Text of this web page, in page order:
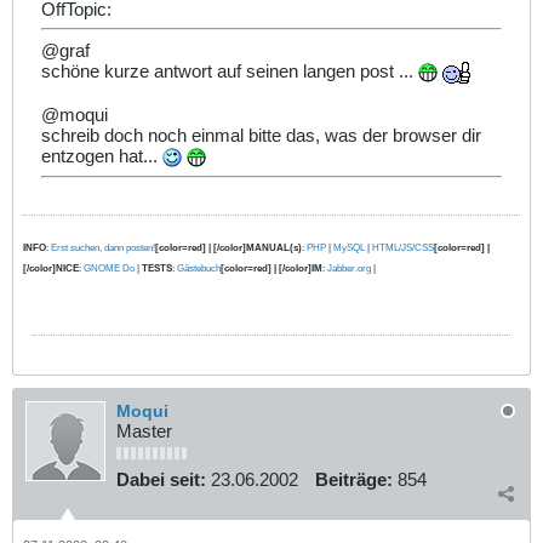
OffTopic:
@graf
schöne kurze antwort auf seinen langen post ...
@moqui
schreib doch noch einmal bitte das, was der browser dir
entzogen hat...
INFO: Erst suchen, dann posten![color=red] | [/color]MANUAL(s): PHP MySQL| HTML/JS/CSS[color=red] |
[/color]NICE: GNOME Do TESTS: Gästebuch[color=red] | [/color]IM : Jabber.org
Moqui
Master
Dabei seit: 23.06.2002 Beiträge: 854